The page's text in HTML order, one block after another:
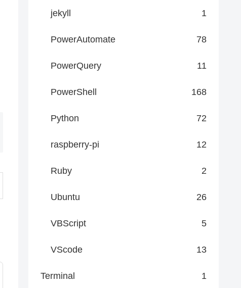
jekyll 1
PowerAutomate 78
PowerQuery 11
PowerShell 168
Python 72
raspberry-pi 12
Ruby 2
Ubuntu 26
VBScript 5
VScode 13
Terminal 1